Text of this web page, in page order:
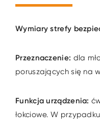
Wymiary strefy
Przeznaczenie: dla
poruszających się na
Funkcja urządzenia:
łokciowe. W